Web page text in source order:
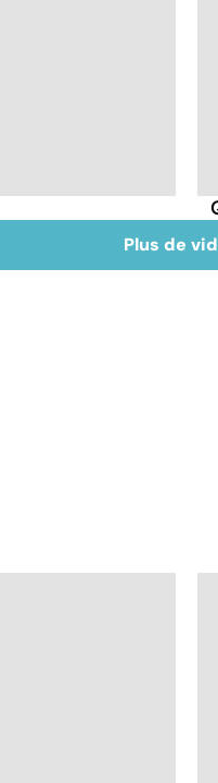
Plus de